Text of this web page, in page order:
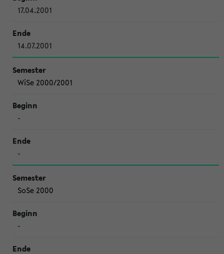
17.04.2001
14.07.2001
WiSe 2000/2001
-
-
SoSe 2000
-